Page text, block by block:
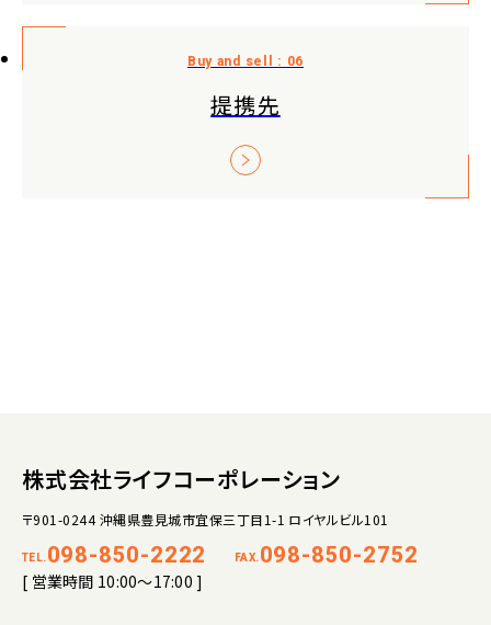
提携先
株式会社ライフコーポレーション
〒901-0244 沖縄県豊見城市宜保三丁目1-1 ロイヤルビル101
TEL. 098-850-2222 FAX. 098-850-2752
[ 営業時間 10:00～17:00 ]